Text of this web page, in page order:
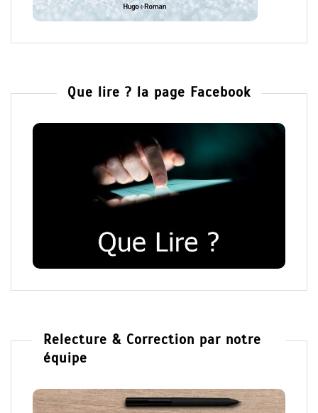
Que lire ? la page Facebook
Relecture & Correction par notre
équipe